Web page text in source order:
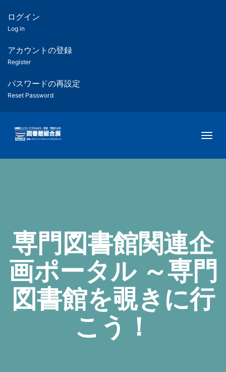
ツ
匿
名
ユ
ー
ー
用
メ
ー
ログイン
Log in
アカウントの登録
Register
パスワードの再設定
Reset Password
専門図書館関連企
画ポータル ～専門
図書館を覗きに行
こう！